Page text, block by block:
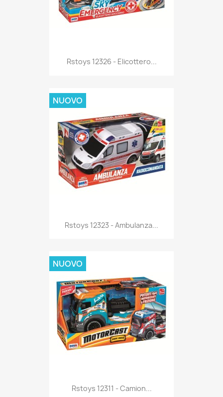
Anteprima
Rstoys 12326 - Elicottero...
Anteprima
Rstoys 12323 - Ambulanza...
NUOVO
 Anteprima
Rstoys 12311 - Camion...
NUOVO